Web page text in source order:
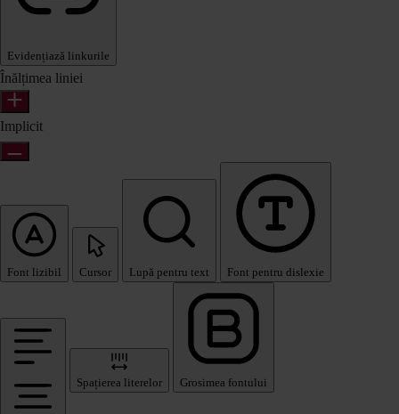
Evidențiază linkurile
Înălțimea liniei
Implicit
Font lizibil Cursor Lupă pentru text Font pentru dislexie
Spațierea literelor Grosimea fontului